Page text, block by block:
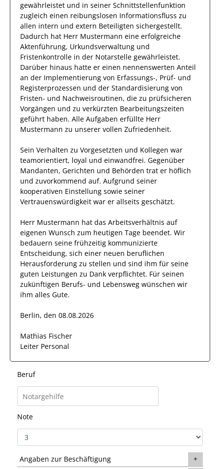
gewährleistet und in seiner Schnittstellenfunktion
zugleich einen reibungslosen Informationsfluss zu
allen intern und extern Beteiligten sichergestellt.
Dadurch hat Herr Mustermann eine erfolgreiche
Aktenführung, Urkundsverwaltung und
Fristenkontrolle in der Notarstelle gewährleistet.
Darüber hinaus hatte er einen nennenswerten Anteil
an der Implementierung von Erfassungs-, Prüf- und
Registerprozessen und der Standardisierung von
Fristen- und Nachweisroutinen, die zu prüfsicheren
Vorgängen und zu verkürzten Bearbeitungszeiten
geführt haben. Alle Aufgaben erfüllte Herr
Mustermann zu unserer vollen Zufriedenheit.
Sein Verhalten zu Vorgesetzten und Kollegen war
teamorientiert, loyal und einwandfrei. Gegenüber
Mandanten, Gerichten und Behörden trat er höflich
und zuvorkommend auf. Aufgrund seiner
kooperativen Einstellung sowie seiner
Vertrauenswürdigkeit war er allseits geschätzt.
Herr Mustermann hat das Arbeitsverhältnis auf
eigenen Wunsch zum heutigen Tage beendet. Wir
bedauern seine frühzeitig kommunizierte
Entscheidung, sich einer neuen beruflichen
Herausforderung zu stellen und sind ihm für seine
guten Leistungen zu Dank verpflichtet. Für seinen
zukünftigen Berufs- und Lebensweg wünschen wir
ihm alles Gute.
Berlin, den 08.08.2026
Mathias Fischer
Leiter Personal
Beruf
Note
Angaben zur Beschäftigung